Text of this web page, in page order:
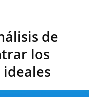
de
los